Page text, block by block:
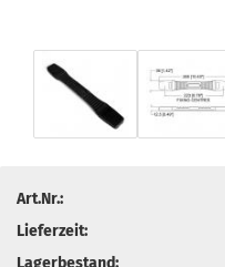
Art.Nr.:
Lieferzeit:
Lagerbestand: